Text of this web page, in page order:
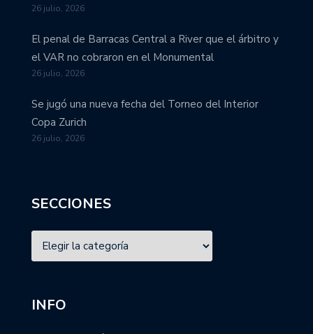
26 julio, 2026
El penal de Barracas Central a River que el árbitro y
el VAR no cobraron en el Monumental
26 julio, 2026
Se jugó una nueva fecha del Torneo del Interior
Copa Zurich
26 julio, 2026
SECCIONES
INFO